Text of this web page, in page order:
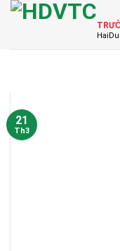
Skip
21
Th3